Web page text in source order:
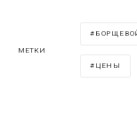
МЕТКИ
ЦЕНЫ